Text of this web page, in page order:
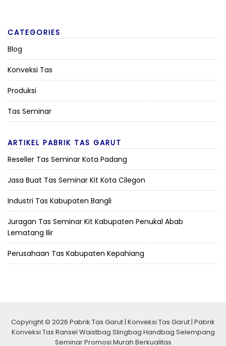
CATEGORIES
Blog
Konveksi Tas
Produksi
Tas Seminar
ARTIKEL PABRIK TAS GARUT
Reseller Tas Seminar Kota Padang
Jasa Buat Tas Seminar Kit Kota Cilegon
Industri Tas Kabupaten Bangli
Juragan Tas Seminar Kit Kabupaten Penukal Abab
Lematang Ilir
Perusahaan Tas Kabupaten Kepahiang
Copyright © 2026 Pabrik Tas Garut | Konveksi Tas Garut | Pabrik
Konveksi Tas Ransel Waistbag Slingbag Handbag Selempang
Seminar Promosi Murah Berkualitas